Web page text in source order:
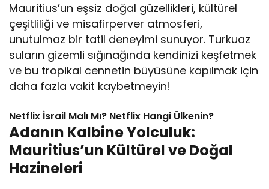
Mauritius’un eşsiz doğal güzellikleri, kültürel
çeşitliliği ve misafirperver atmosferi,
unutulmaz bir tatil deneyimi sunuyor. Turkuaz
suların gizemli sığınağında kendinizi keşfetmek
ve bu tropikal cennetin büyüsüne kapılmak için
daha fazla vakit kaybetmeyin!
Netflix İsrail Malı Mı? Netflix Hangi Ülkenin?
Adanın Kalbine Yolculuk:
Mauritius’un Kültürel ve Doğal
Hazineleri